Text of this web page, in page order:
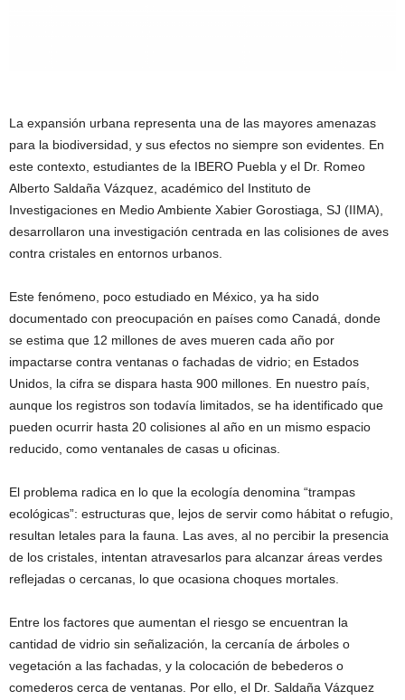
La expansión urbana representa una de las mayores amenazas
para la biodiversidad, y sus efectos no siempre son evidentes. En
este contexto, estudiantes de la IBERO Puebla y el Dr. Romeo
Alberto Saldaña Vázquez, académico del Instituto de
Investigaciones en Medio Ambiente Xabier Gorostiaga, SJ (IIMA),
desarrollaron una investigación centrada en las colisiones de aves
contra cristales en entornos urbanos.
Este fenómeno, poco estudiado en México, ya ha sido
documentado con preocupación en países como Canadá, donde
se estima que 12 millones de aves mueren cada año por
impactarse contra ventanas o fachadas de vidrio; en Estados
Unidos, la cifra se dispara hasta 900 millones. En nuestro país,
aunque los registros son todavía limitados, se ha identificado que
pueden ocurrir hasta 20 colisiones al año en un mismo espacio
reducido, como ventanales de casas u oficinas.
El problema radica en lo que la ecología denomina “trampas
ecológicas”: estructuras que, lejos de servir como hábitat o refugio,
resultan letales para la fauna. Las aves, al no percibir la presencia
de los cristales, intentan atravesarlos para alcanzar áreas verdes
reflejadas o cercanas, lo que ocasiona choques mortales.
Entre los factores que aumentan el riesgo se encuentran la
cantidad de vidrio sin señalización, la cercanía de árboles o
vegetación a las fachadas, y la colocación de bebederos o
comederos cerca de ventanas. Por ello, el Dr. Saldaña Vázquez